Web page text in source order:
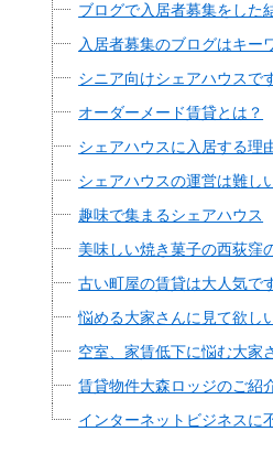
ブログで入居者募集をした
入居者募集のブログはキー
シニア向けシェアハウスで
オーダーメード賃貸とは？
シェアハウスに入居する理
シェアハウスの運営は難し
趣味で集まるシェアハウス
美味しい焼き菓子の西荻窪
古い町屋の賃貸は大人気で
悩める大家さんに見て欲し
空室、家賃低下に悩む大家
賃貸物件大森ロッジのご紹
インターネットビジネスに